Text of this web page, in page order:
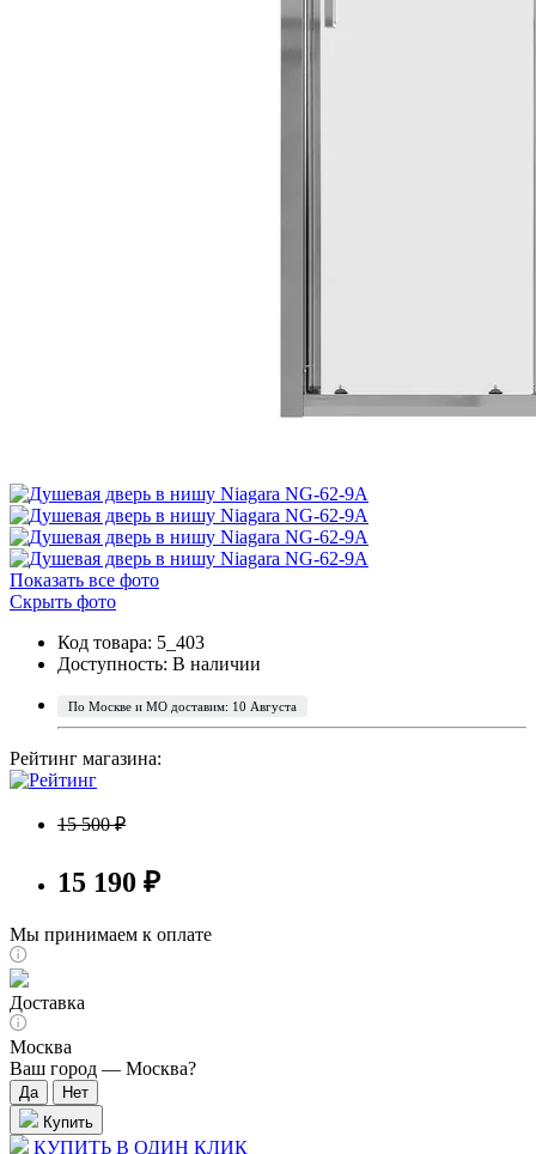
Показать все фото
Скрыть фото
Код товара: 5_403
Доступность: В наличии
По Москве и МО доставим: 10 Августа
Рейтинг магазина:
15 500 ₽
15 190 ₽
Мы принимаем к оплате
Доставка
Москва
Ваш город — Москва?
Купить
КУПИТЬ В ОДИН КЛИК